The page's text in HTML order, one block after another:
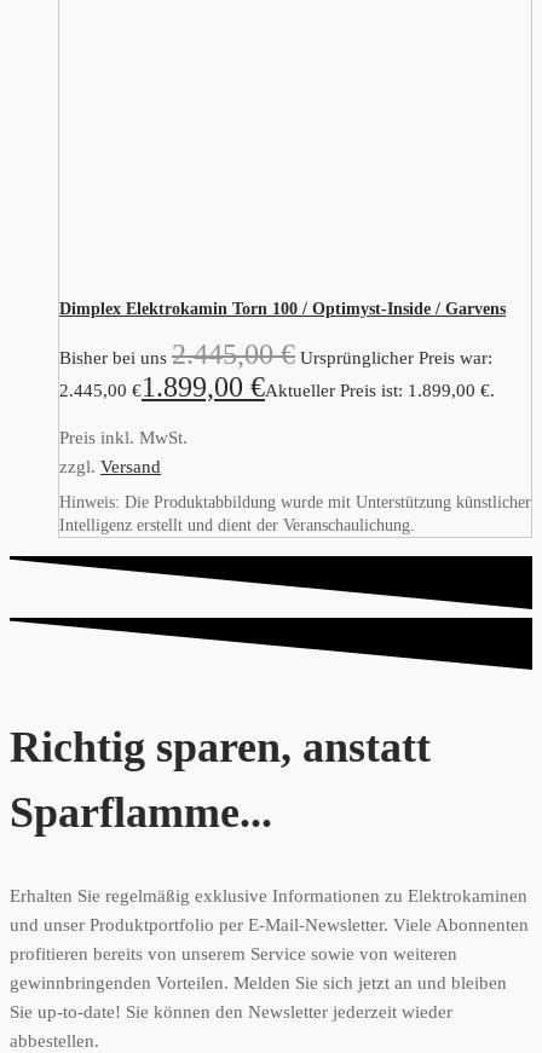
Dimplex Elektrokamin Torn 100 / Optimyst-Inside / Garvens
Bisher bei uns 2.445,00€ Ursprünglicher Preis war:
2.445,00 €1.899,00 €Aktueller Preis ist: 1.899,00 €.
Preis inkl. MwSt.
zzgl. Versand
Hinweis: Die Produktabbildung wurde mit Unterstützung künstlicher
Intelligenz erstellt und dient der Veranschaulichung.
Richtig sparen, anstatt
Sparflamme...
Erhalten Sie regelmäßig exklusive Informationen zu Elektrokaminen
und unser Produktportfolio per E-Mail-Newsletter. Viele Abonnenten
profitieren bereits von unserem Service sowie von weiteren
gewinnbringenden Vorteilen. Melden Sie sich jetzt an und bleiben
Sie up-to-date! Sie können den Newsletter jederzeit wieder
abbestellen.